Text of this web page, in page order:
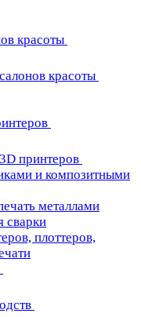
красоты
красоты
принтеров
и композитными
металлами
сварки
плоттеров,